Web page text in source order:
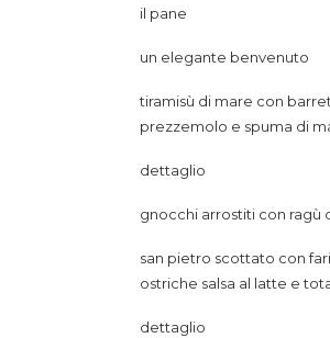
il pane
un elegante benvenuto
tiramisù di mare con
prezzemolo e spuma di
dettaglio
gnocchi arrostiti con
san pietro scottato con
ostriche salsa al latte e
dettaglio